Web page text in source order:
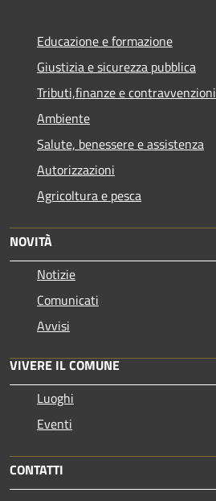
Educazione e formazione
Giustizia e sicurezza pubblica
Tributi,finanze e contravvenzioni
Ambiente
Salute, benessere e assistenza
Autorizzazioni
Agricoltura e pesca
NOVITÀ
Notizie
Comunicati
Avvisi
VIVERE IL COMUNE
Luoghi
Eventi
CONTATTI